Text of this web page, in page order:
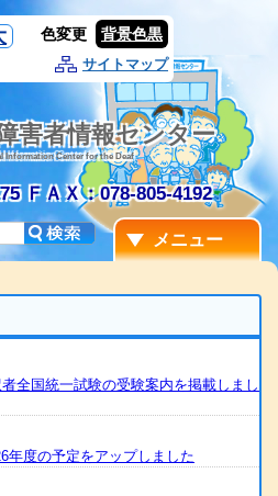
色変更 背景色黒
サイトマップ
害者情報センター
Information Center for the Deaf
ＦＡＸ：078-805-4192
メニュー
全国統一試験の受験案内を掲載しまし
年度の予定をアップしました